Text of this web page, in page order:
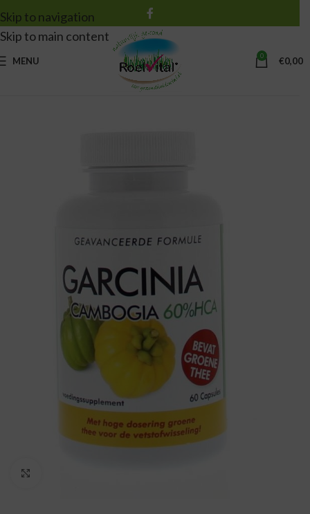
Skip to navigation
Skip to main content
MENU 0 €0,00